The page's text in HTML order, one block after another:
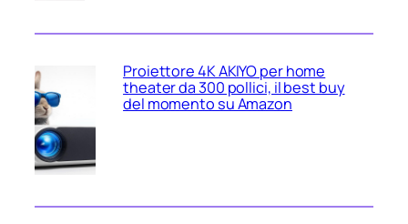
Proiettore 4K AKIYO per home
theater da 300 pollici, il best buy
del momento su Amazon